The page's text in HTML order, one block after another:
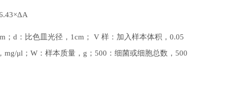
；d ：比色皿光径， 1cm ； V样：加入样本体积，0.05
mg/μl ；W ：样本质量， g ； 500 ：细菌或细胞总数， 500